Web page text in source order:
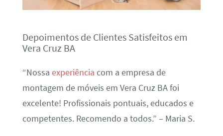
Depoimentos de Clientes Satisfeitos em
Vera Cruz BA
“Nossa experiência com a empresa de
montagem de móveis em Vera Cruz BA foi
excelente! Profissionais pontuais, educados e
competentes. Recomendo a todos.” – Maria S.